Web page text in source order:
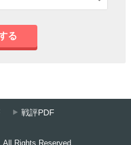
る
戦評PDF
Rights Reserved.